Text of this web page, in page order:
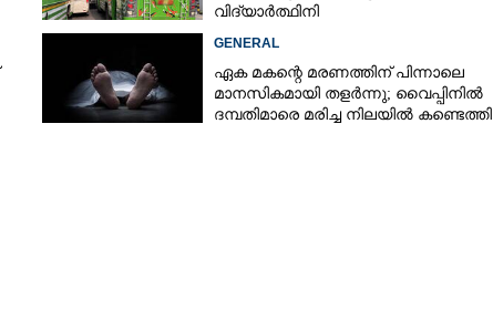
വിദ്യാർത്ഥിനി
GENERAL
ഏക മകന്റെ മരണത്തിന് പിന്നാലെ
മാനസികമായി തളർന്നു; വൈപ്പിനിൽ
ദമ്പതിമാരെ മരിച്ച നിലയിൽ കണ്ടെത്തി
Share this link